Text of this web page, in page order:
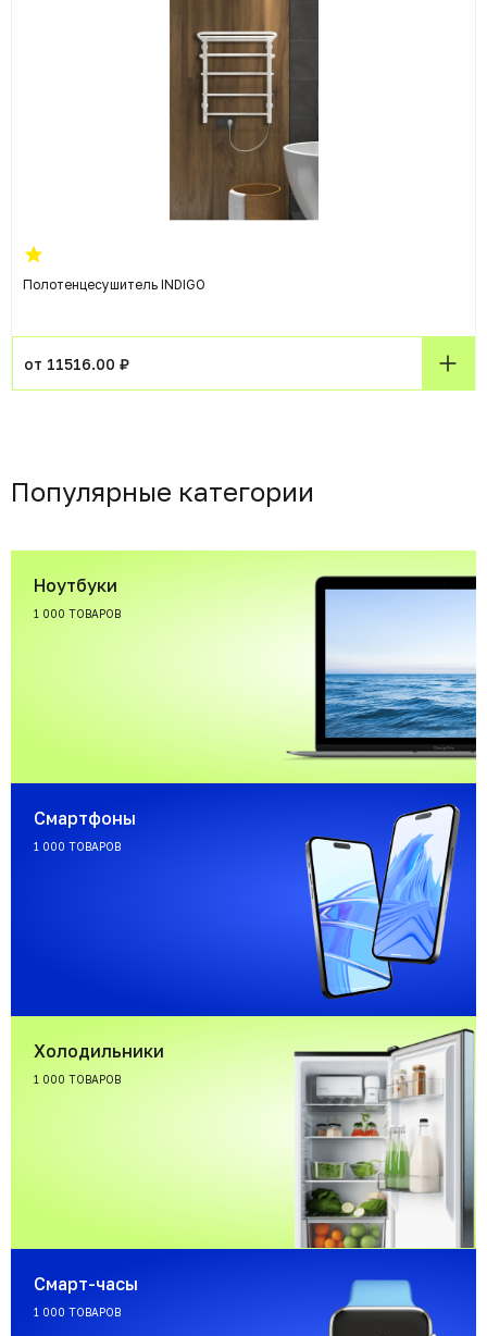
Полотенцесушитель INDIGO
от 11516.00 ₽
Популярные категории
Ноутбуки
1 000 ТОВАРОВ
Смартфоны
1 000 ТОВАРОВ
Холодильники
1 000 ТОВАРОВ
Смарт-часы
1 000 ТОВАРОВ